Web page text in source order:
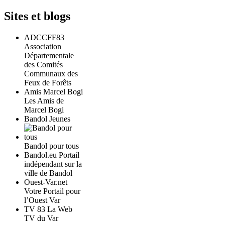
Sites et blogs
ADCCFF83
Association
Départementale
des Comités
Communaux des
Feux de Forêts
Amis Marcel Bogi
Les Amis de
Marcel Bogi
Bandol Jeunes
Bandol pour tous
Bandol.eu Portail
indépendant sur la
ville de Bandol
Ouest-Var.net
Votre Portail pour
l’Ouest Var
TV 83 La Web
TV du Var